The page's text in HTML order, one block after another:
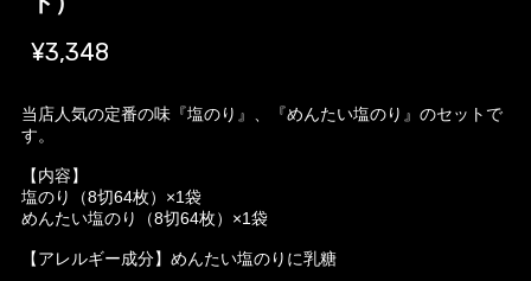
¥3,348
当店人気の定番の味『塩のり』、『めんたい塩のり』のセットで
す。
【内容】
塩のり（8切64枚）×1袋
めんたい塩のり（8切64枚）×1袋
【アレルギー成分】めんたい塩のりに乳糖